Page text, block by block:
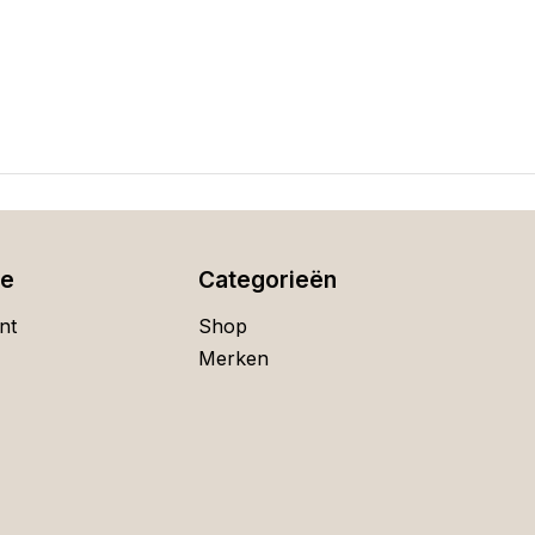
Categorieën
Shop
Merken